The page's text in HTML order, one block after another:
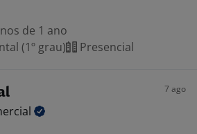
de 1 ano
(1º grau)
Presencial
7 ago